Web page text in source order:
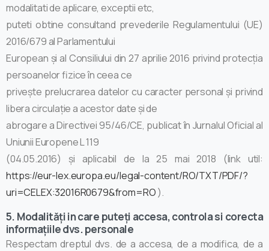
modalitati de aplicare, exceptii etc,
puteti obtine consultand prevederile Regulamentului (UE)
2016/679 al Parlamentului
European şi al Consiliului din 27 aprilie 2016 privind protecția
persoanelor fizice în ceea ce
privește prelucrarea datelor cu caracter personal și privind
libera circulație a acestor date și de
abrogare a Directivei 95/46/CE, publicat în Jurnalul Oficial al
Uniunii Europene L 119
(04.05.2016) şi aplicabil de la 25 mai 2018 (link util:
https://eur-lex.europa.eu/legal-content/RO/TXT/PDF/?
uri=CELEX:32016R0679&from=RO).
5. Modalități in care puteți accesa, controla si corecta
informațiile dvs. personale
Respectam dreptul dvs. de a accesa, de a modifica, de a